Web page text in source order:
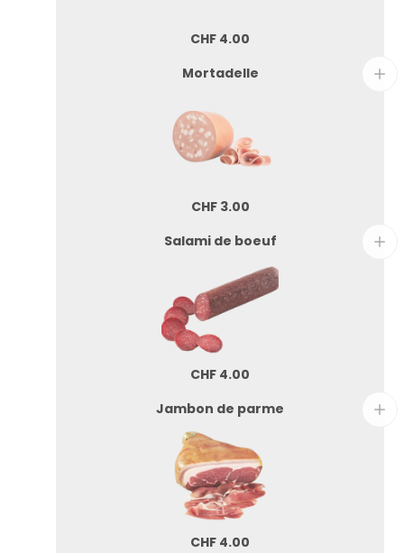
CHF 4.00
Mortadelle
CHF3.00
Salami de boeuf
CHF 4.00
Jambon de parme
CHF 4.00